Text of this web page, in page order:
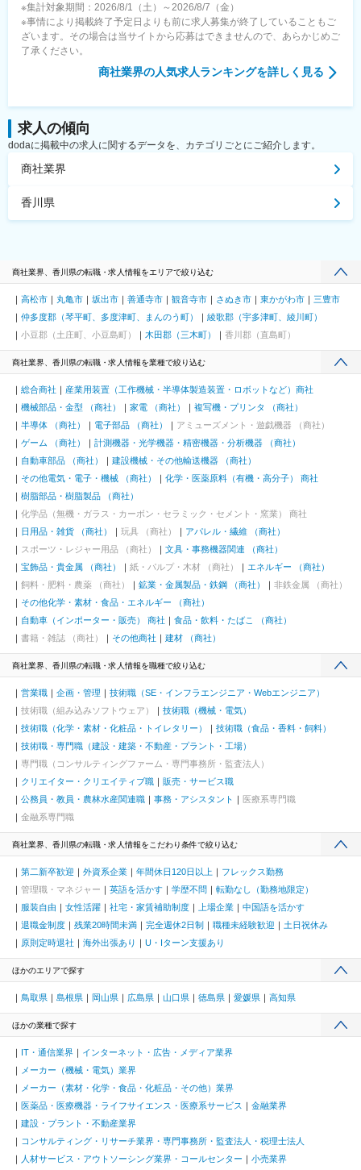
※集計対象期間：2026/8/1（土）～2026/8/7（金）
※事情により掲載終了予定日よりも前に求人募集が終了していることもご
ざいます。その場合は当サイトから応募はできませんので、あらかじめご
了承ください。
商社業界の人気求人ランキングを詳しく見る
求人の傾向
dodaに掲載中の求人に関するデータを、カテゴリごとにご紹介します。
商社業界
香川県
商社業界、香川県の転職・求人情報をエリアで絞り込む
高松市 丸亀市 坂出市 善通寺市 観音寺市 さぬき市 東かがわ市
三豊市
仲多度郡（琴平町、多度津町、まんのう町）
綾歌郡（宇多津町、綾川町）
小豆郡（土庄町、小豆島町）
木田郡（三木町） 香川郡（直島町）
商社業界、香川県の転職・求人情報を業種で絞り込む
総合商社
産業用装置（工作機械・半導体製造装置・ロボットなど）商社
機械部品・金型 （商社）
家電 （商社）
複写機・プリンタ （商社）
半導体 （商社）
電子部品 （商社）
アミューズメント・遊戯機器 （商社）
ゲーム （商社）
計測機器・光学機器・精密機器・分析機器 （商社）
自動車部品 （商社）
建設機械・その他輸送機器 （商社）
その他電気・電子・機械 （商社）
化学・医薬原料（有機・高分子） 商社
樹脂部品・樹脂製品 （商社）
化学品（無機・ガラス・カーボン・セラミック・セメント・窯業） 商社
日用品・雑貨 （商社）
玩具 （商社）
アパレル・繊維 （商社）
スポーツ・レジャー用品 （商社）
文具・事務機器関連 （商社）
宝飾品・貴金属 （商社）
紙・パルプ・木材 （商社）
エネルギー （商社）
飼料・肥料・農薬 （商社）
鉱業・金属製品・鉄鋼 （商社）
非鉄金属 （商社）
その他化学・素材・食品・エネルギー （商社）
自動車（インポーター・販売） 商社
食品・飲料・たばこ （商社）
書籍・雑誌 （商社）
その他商社 建材 （商社）
商社業界、香川県の転職・求人情報を職種で絞り込む
営業職 企画・管理
技術職（SE・インフラエンジニア・Webエンジニア）
技術職（組み込みソフトウェア）
技術職（機械・電気）
技術職（化学・素材・化粧品・トイレタリー）
技術職（食品・香料・飼料）
技術職・専門職（建設・建築・不動産・プラント・工場）
専門職（コンサルティングファーム・専門事務所・監査法人）
クリエイター・クリエイティブ職
販売・サービス職
公務員・教員・農林水産関連職
事務・アシスタント
医療系専門職
金融系専門職
商社業界、香川県の転職・求人情報をこだわり条件で絞り込む
第二新卒歓迎 外資系企業 年間休日120日以上
フレックス勤務
管理職・マネジャー
英語を活かす 学歴不問
転勤なし（勤務地限定）
服装自由
女性活躍 社宅・家賃補助制度 上場企業
中国語を活かす
退職金制度
残業20時間未満 完全週休2日制 職種未経験歓迎
土日祝休み
原則定時退社
海外出張あり U・Iターン支援あり
ほかのエリアで探す
鳥取県 島根県 岡山県 広島県 山口県 徳島県 愛媛県 高知県
ほかの業種で探す
IT・通信業界
インターネット・広告・メディア業界
メーカー（機械・電気）業界
メーカー（素材・化学・食品・化粧品・その他）業界
医薬品・医療機器・ライフサイエンス・医療系サービス
金融業界
建設・プラント・不動産業界
コンサルティング・リサーチ業界・専門事務所・監査法人・税理士法人
人材サービス・アウトソーシング業界・コールセンター
小売業界